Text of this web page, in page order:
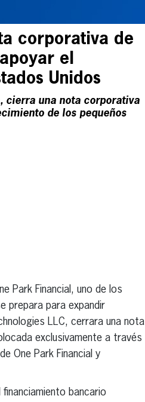
corporativa de
el
Unidos
cierra una nota corporativa
de los pequeños
Park Financial, uno de los
prepara para expandir
LLC, cerrara una nota
exclusivamente a través
One Park Financial y
bancario